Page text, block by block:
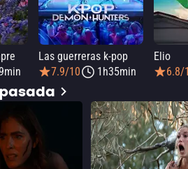
Las guerreras k-pop
7.9/10
1h35min
Elio
6.8/